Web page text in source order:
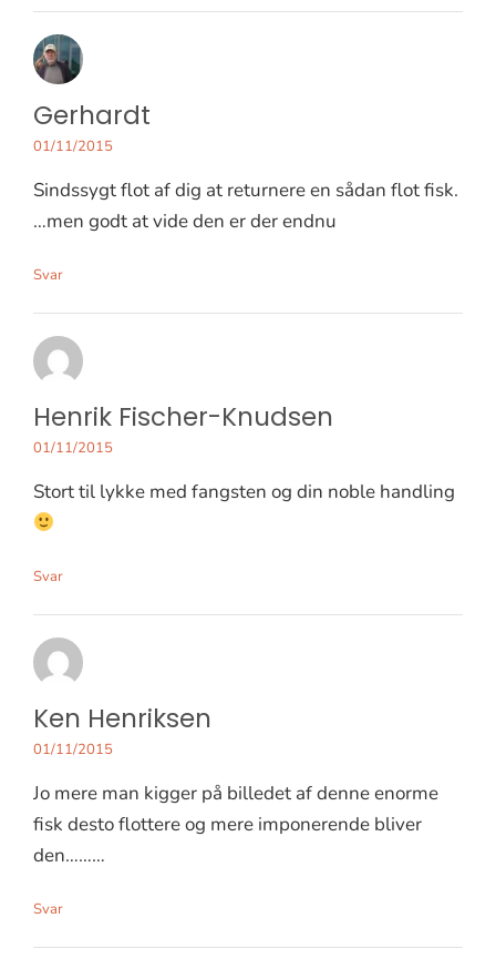
Gerhardt
01/11/2015
Sindssygt flot af dig at returnere en sådan flot fisk.
…men godt at vide den er der endnu
Svar
Henrik Fischer-Knudsen
01/11/2015
Stort til lykke med fangsten og din noble handling
Svar
Ken Henriksen
01/11/2015
Jo mere man kigger på billedet af denne enorme
fisk desto flottere og mere imponerende bliver
den………
Svar